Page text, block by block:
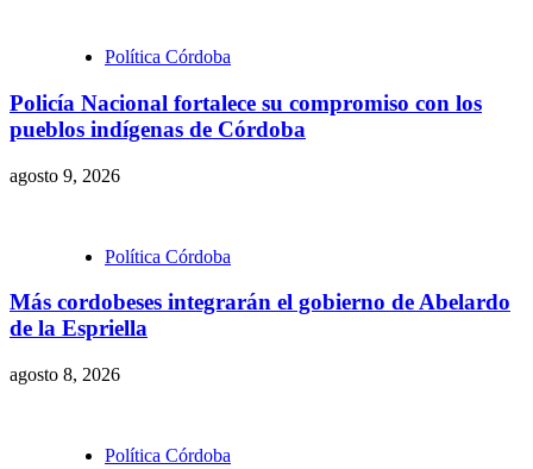
Política Córdoba
Policía Nacional fortalece su compromiso con los
pueblos indígenas de Córdoba
agosto 9, 2026
Política Córdoba
Más cordobeses integrarán el gobierno de Abelardo
de la Espriella
agosto 8, 2026
Política Córdoba